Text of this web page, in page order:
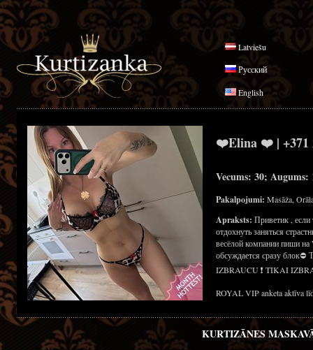
Latviešu
Русский
English
❤️Elina ❤️ | +371
Vecums: 30;
Pakalpojumi: Masāža,
Apraksts: Приветик ,
отдохнуть заняться
весёлой компании пиши
обсуждается сразу
IZBRAUCU ❗ TIKAI
ROYAL VIP anketa aktīva
KURTIZĀNES